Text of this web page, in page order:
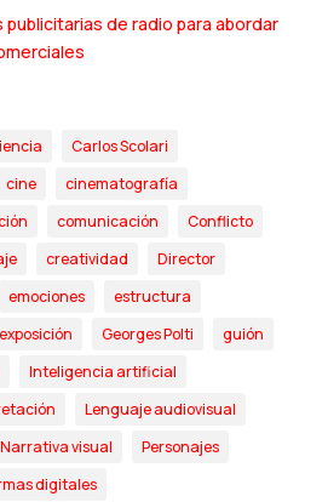
publicitarias de radio para abordar
Carlos Scolari
cine
cinematografía
comunicación
Conflicto
creatividad
Director
emociones
estructura
exposición Georges Polti
guión
Inteligencia artificial
Lenguaje audiovisual
Narrativa visual
Personajes
digitales